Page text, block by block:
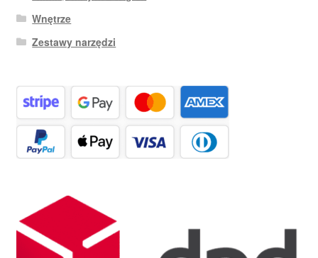
Wnętrze
Zestawy narzędzi